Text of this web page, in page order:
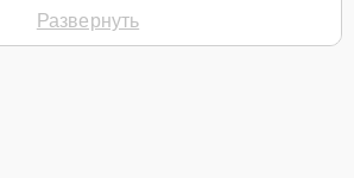
за длительной эксплуатации
Развернуть